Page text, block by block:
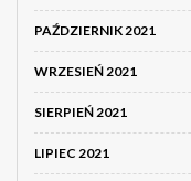
PAŹDZIERNIK 2021
WRZESIEŃ 2021
SIERPIEŃ 2021
LIPIEC 2021